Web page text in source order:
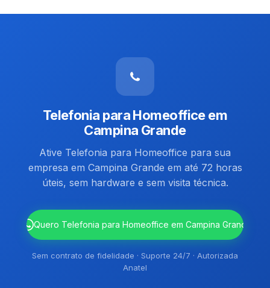
Telefonia para Homeoffice em
Campina Grande
Ative Telefonia para Homeoffice para sua
empresa em Campina Grande em até 72 horas
úteis, sem hardware e sem visita técnica.
Quero Telefonia para Homeoffice em Campina Grande
Sem contrato de fidelidade · Suporte 24/7 · Autorizada
Anatel